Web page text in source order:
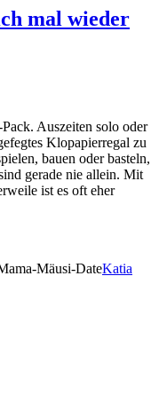
mal wieder
Auszeiten solo oder
Klopapierregal zu
bauen oder basteln,
gerade nie allein. Mit
ist es oft eher
Mäusi-DateKatia